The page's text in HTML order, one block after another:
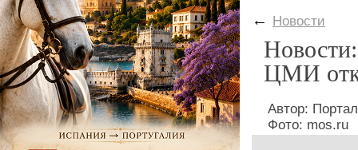
← Новости
ЦМИ
Автор:
Фото: mos.ru